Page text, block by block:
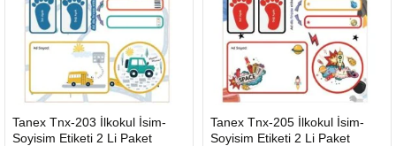
GÖNDERİ
Tanex Tnx-203 İlkokul İsim-
Soyisim Etiketi 2 Li Paket
GÖNDERİ
Tanex Tnx-205 İlkokul İsim-
Soyisim Etiketi 2 Li Paket